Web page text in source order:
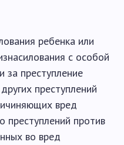
ребенка или
с особой
за преступление
преступлений
вред
преступлений против
во вред